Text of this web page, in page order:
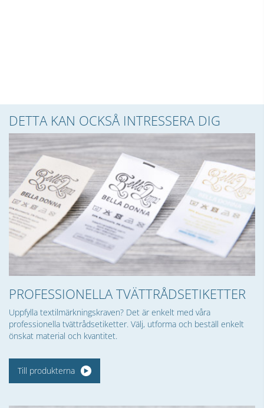
DETTA KAN OCKSÅ INTRESSERA DIG
PROFESSIONELLA TVÄTTRÅDSETIKETTER
Uppfylla textilmärkningskraven? Det är enkelt med våra
professionella tvättrådsetiketter. Välj, utforma och beställ enkelt
önskat material och kvantitet.
Till produkterna